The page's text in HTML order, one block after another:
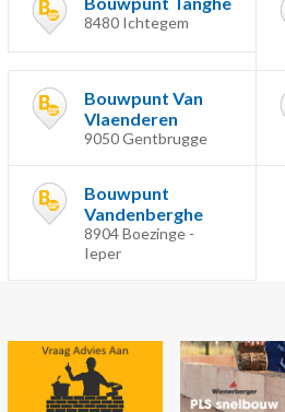
8480 Ichtegem
Bouwpunt Van
Vlaenderen
9050 Gentbrugge
Bouwpunt
Vandenberghe
8904 Boezinge -
Ieper